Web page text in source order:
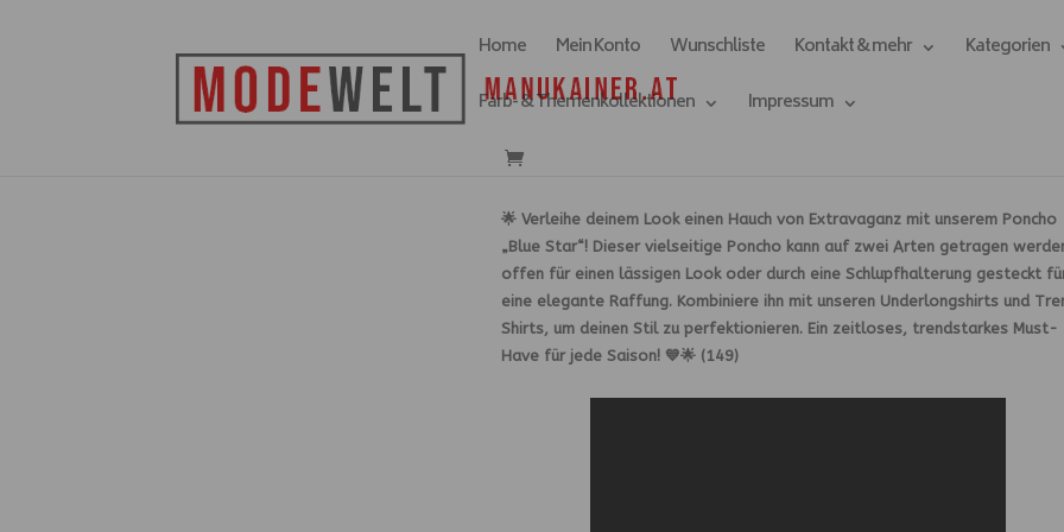
Home Mein Konto Wunschliste Kontakt & mehr Kategorien
Farb- & Themenkollektionen
Impressum
💙 Strahle mit dem „Blue Star“ Poncho!
🌟 Verleihe deinem Look einen Hauch von Extravaganz mit unserem Poncho
„Blue Star“! Dieser vielseitige Poncho kann auf zwei Arten getragen
offen für einen lässigen Look oder durch eine Schlupfhalterung gesteckt
eine elegante Raffung. Kombiniere ihn mit unseren Underlongshirts und
Shirts, um deinen Stil zu perfektionieren. Ein zeitloses, trendstarkes Must-
Have für jede Saison! 💙🌟 (149)